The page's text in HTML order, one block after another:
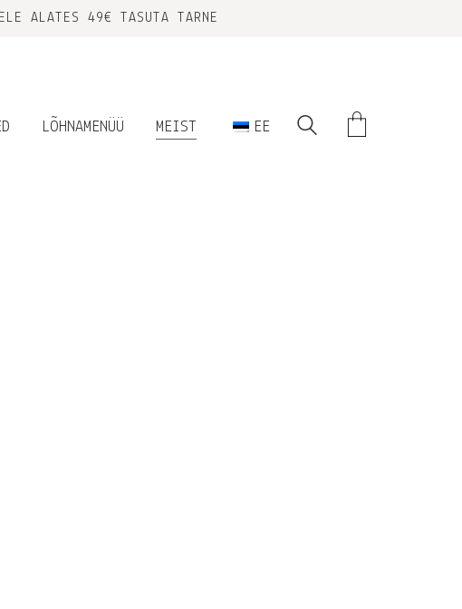
ALATES 49€ TASUTA TARNE
LÕHNAMENÜÜ MEIST EE